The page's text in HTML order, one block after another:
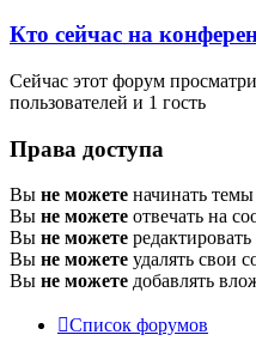
Кто сейчас на
Сейчас этот форум
пользователей и 1 гость
Права доступа
Вы не можете начинать темы
Вы не можете отвечать на
Вы не можете
Вы не можете удалять свои
Вы не можете добавлять
Список форумов